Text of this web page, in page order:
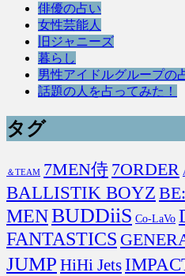
俳優の占い
女性芸能人
旧ジャニーズ
暮らし
男性アイドルグループの
話題の人を占ってみた！
タグ
＆TEAM 7MEN侍 7ORDER
BALLISTIK BOYZ
MENBUDDiiS Co-LaVo
FANTASTICS
JUMP HiHi Jets